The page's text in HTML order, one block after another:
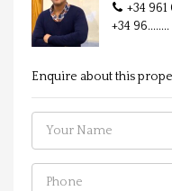
+34
+34 96........
Enquire about this